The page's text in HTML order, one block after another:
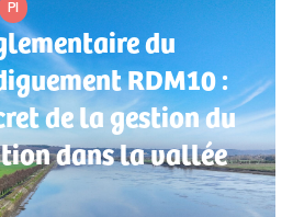
PI
du
RDM10 :
de la gestion du
dans la vallée